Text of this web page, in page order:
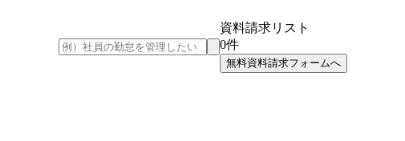
資料請求リスト
0件
無料資料請求フォームへ